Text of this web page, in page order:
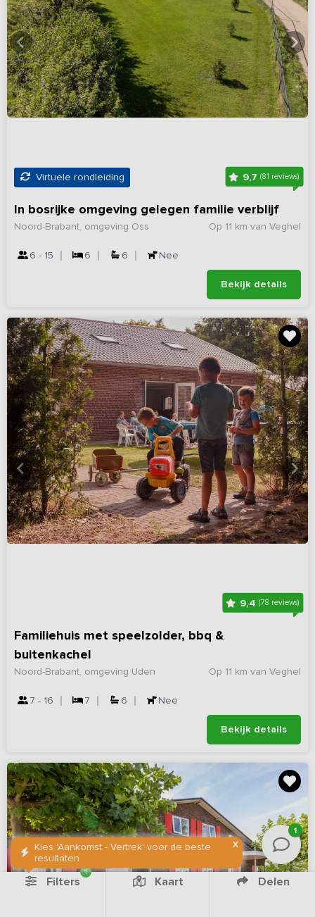
Virtuele rondleiding 9,7(81 reviews)
In bosrijke omgeving gelegen familie verblijf
Op 11 km van Veghel
Noord-Brabant, omgeving Oss
6 - 15 6 6 Nee
Bekijk details
9,4 (78 reviews)
Familiehuis met speelzolder, bbq &
buitenkachel
Op 11 km van Veghel
Noord-Brabant, omgeving Uden
7 - 16 7 6 Nee
Bekijk details
X
Kies 'Aankomst - Vertrek' voor de beste
resultaten
1
Filters
1
Kaart Delen